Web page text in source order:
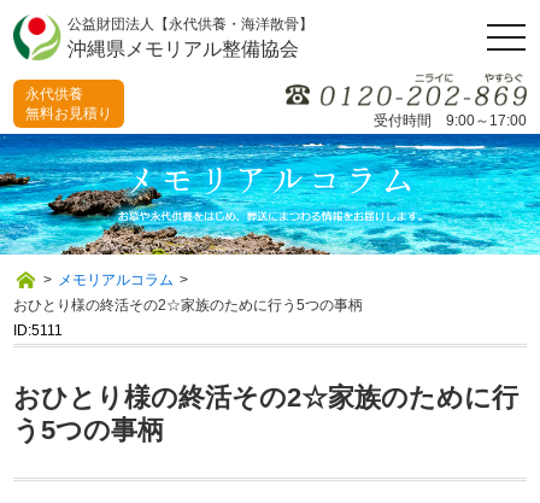
公益財団法人【永代供養・海洋散骨】
沖縄県メモリアル整備協会
受付時間 9:00～17:00
永代供養
無料お見積り
> メモリアルコラム >
おひとり様の終活その2☆家族のために行う5つの事柄
ID:5111
おひとり様の終活その2☆家族のために行
う5つの事柄